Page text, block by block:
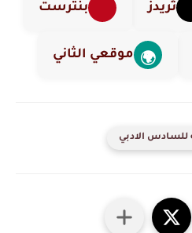
ثريدز بنترست
🌍 موقعي الثاني
للسادس الادبي